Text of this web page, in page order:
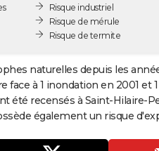
Risque industriel
Risque de mérule
Risque de termite
naturelles depuis les
face à 1 inondation en 2001 et
été recensés à Saint-Hilaire-
également un risque